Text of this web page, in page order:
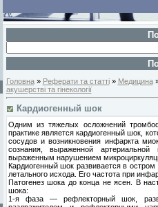
Головна» Реферати та статті» Медицина
акушерстві та гінекології
Кардиогенный шок
Одним из тяжелых осложнений
практике является кардиогенный шок,
сосудов и возникновения инфаркта
сознания, выраженной
выраженным нарушением
Кардиогенный шок развивается в
летального исхода. Его частота при
Патогенез шока до конца не ясен. В
шока:
1-я фаза — рефлекторный шок,